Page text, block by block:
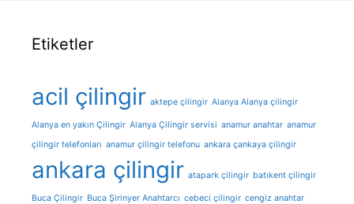
Etiketler
acil çilingir aktepe çilingir Alanya Alanya çilingir
Alanya en yakın Çilingir Alanya Çilingir servisi anamur anahtar anamur
çilingir telefonları anamur çilingir telefonu ankara çankaya çilingir
ankara çilingir atapark çilingir batıkent çilingir
Buca Çilingir Buca Şirinyer Anahtarcı cebeci çilingir cengiz anahtar